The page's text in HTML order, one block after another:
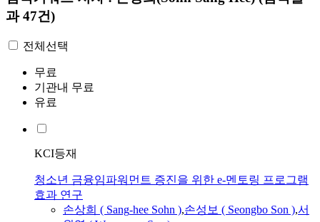
과 47건)
전체선택
무료
기관내 무료
유료
KCI등재
청소년 금융임파워먼트 증진을 위한 e-멘토링 프로그램
효과 연구
손상희 ( Sang-hee Sohn ),손성보 ( Seongbo Son ),서